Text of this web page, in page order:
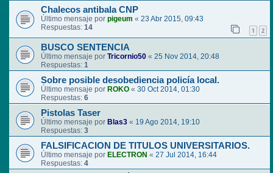
Chalecos antibala CNP
Último mensaje por pigeum « 23 Abr 2015, 09:43
Respuestas: 14 1 2
BUSCO SENTENCIA
Último mensaje por Tricornio50 « 25 Nov 2014, 20:48
Respuestas: 1
Sobre posible desobediencia policía local.
Último mensaje por ROKO « 30 Oct 2014, 01:30
Respuestas: 6
Pistolas Taser
Último mensaje por Blas3 « 19 Ago 2014, 19:10
Respuestas: 3
FALSIFICACION DE TITULOS UNIVERSITARIOS.
Último mensaje por ELECTRON « 27 Jul 2014, 16:44
Respuestas: 4